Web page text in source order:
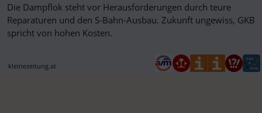
Die Dampflok steht vor Herausforderungen durch teure
Reparaturen und den S-Bahn-Ausbau. Zukunft ungewiss, GKB
spricht von hohen Kosten.
kleinezeitung.at